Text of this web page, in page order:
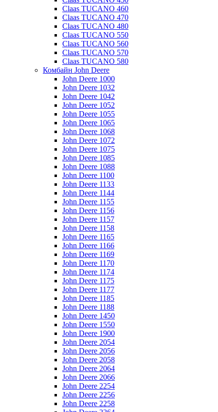
Claas TUCANO 460
Claas TUCANO 470
Claas TUCANO 480
Claas TUCANO 550
Claas TUCANO 560
Claas TUCANO 570
Claas TUCANO 580
Комбайн John Deere
John Deere 1000
John Deere 1032
John Deere 1042
John Deere 1052
John Deere 1055
John Deere 1065
John Deere 1068
John Deere 1072
John Deere 1075
John Deere 1085
John Deere 1088
John Deere 1100
John Deere 1133
John Deere 1144
John Deere 1155
John Deere 1156
John Deere 1157
John Deere 1158
John Deere 1165
John Deere 1166
John Deere 1169
John Deere 1170
John Deere 1174
John Deere 1175
John Deere 1177
John Deere 1185
John Deere 1188
John Deere 1450
John Deere 1550
John Deere 1900
John Deere 2054
John Deere 2056
John Deere 2058
John Deere 2064
John Deere 2066
John Deere 2254
John Deere 2256
John Deere 2258